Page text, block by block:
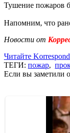
Тушение пожаров
Напомним, что
Новости от
Читайте
ТЕГИ: пожар,
Если вы заметили